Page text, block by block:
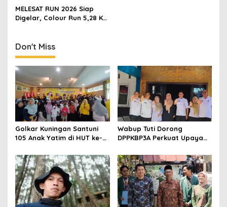
KKN UIN Sunan Kalijaga di
Sagaranten
MELESAT RUN 2026 Siap
Digelar, Colour Run 5,28 Km
Don't Miss
Golkar Kuningan Santuni
105 Anak Yatim di HUT ke-
Doakan Partai Semakin
Berjaya
Wabup Tuti Dorong
DPPKBP3A Perkuat Upaya
Tingkatkan Kesejahteraan
Keluarga